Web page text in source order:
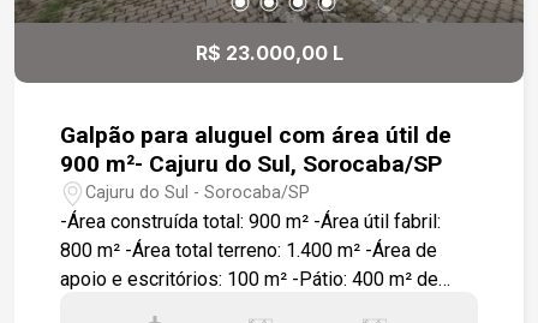
R$ 23.000,00 L
Galpão para aluguel com área útil de
900 m²- Cajuru do Sul, Sorocaba/SP
Cajuru do Sul - Sorocaba/SP
-Área construída total: 900 m² -Área útil fabril:
800 m² -Área total terreno: 1.400 m² -Área de
apoio e escritórios: 100 m² -Pátio: 400 m² de